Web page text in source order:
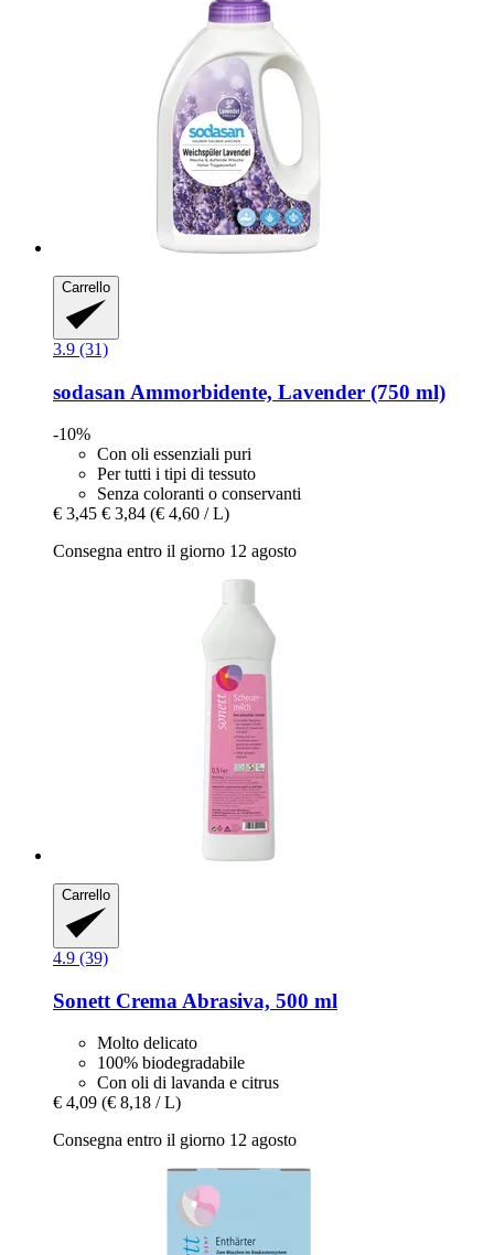
Carrello
3.9 (31)
sodasan Ammorbidente, Lavender (750 ml)
-10%
Con oli essenziali puri
Per tutti i tipi di tessuto
Senza coloranti o conservanti
€ 3,45 € 3,84 (€ 4,60 / L)
Consegna entro il giorno 12 agosto
Carrello
4.9 (39)
Sonett Crema Abrasiva, 500 ml
Molto delicato
100% biodegradabile
Con oli di lavanda e citrus
€ 4,09 (€ 8,18 / L)
Consegna entro il giorno 12 agosto